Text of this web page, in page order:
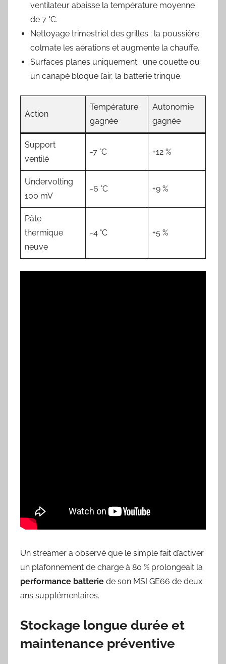
ventilateur abaisse la température moyenne
de 7 °C.
Nettoyage trimestriel des grilles : la poussière
colmate les aérations et augmente la chauffe.
Surfaces planes uniquement : une couette ou
un canapé bloque l’air, la batterie trinque.
Action
Température
gagnée
Autonomie
gagnée
Support
ventilé
-7 °C +12 %
Undervolting
100 mV
-6 °C +9 %
Pâte
thermique
neuve
-4 °C +5 %
Un streamer a observé que le simple fait d’activer
un plafonnement de charge à 80 % prolongeait la
performance batterie de son MSI GE66 de deux
ans supplémentaires.
Stockage longue durée et
maintenance préventive